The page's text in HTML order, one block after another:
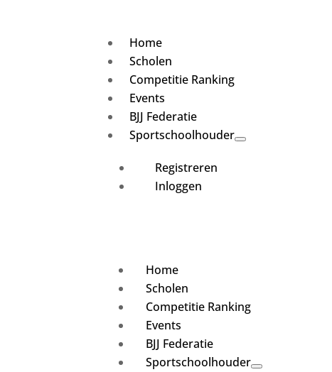
Home
Scholen
Competitie Ranking
Events
BJJ Federatie
Sportschoolhouder
Registreren
Inloggen
Home
Scholen
Competitie Ranking
Events
BJJ Federatie
Sportschoolhouder